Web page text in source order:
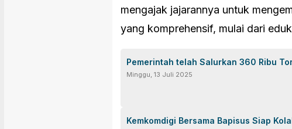
mengajak jajarannya untuk
yang komprehensif, mulai dari
Pemerintah telah Salurkan 360 Ribu
Minggu, 13 Juli 2025
Kemkomdigi Bersama Bapisus Siap